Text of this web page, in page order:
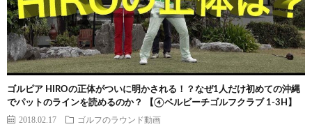
ゴルピア HIROの正体がついに明かされる！？なぜ1人だけ初めての沖縄
でパットのラインを読めるのか？ 【④ベルビーチゴルフクラブ 1-3H】
2018.02.17 ゴルフのラウンド動画